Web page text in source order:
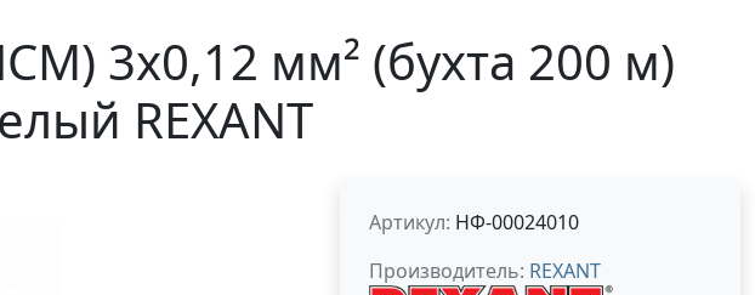
3x0,12 мм² (бухта 200 м)
REXANT
Артикул: НФ-00024010
Производитель: REXANT